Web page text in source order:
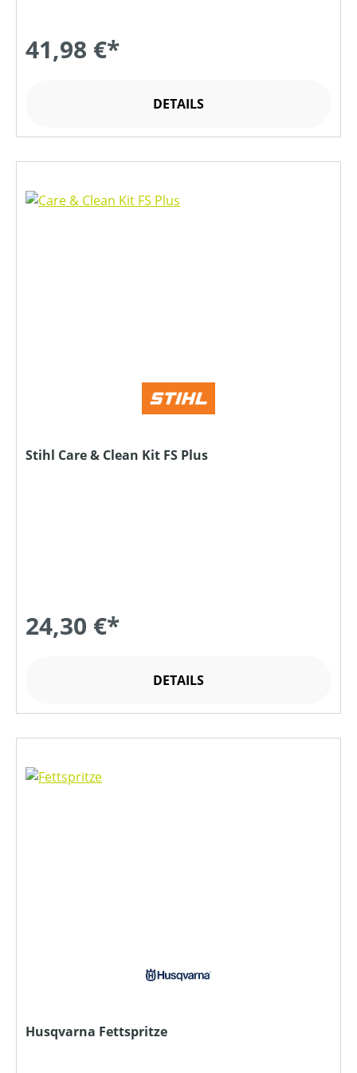
41,98 €*
DETAILS
Stihl Care & Clean Kit FS Plus
24,30 €*
DETAILS
Husqvarna Fettspritze